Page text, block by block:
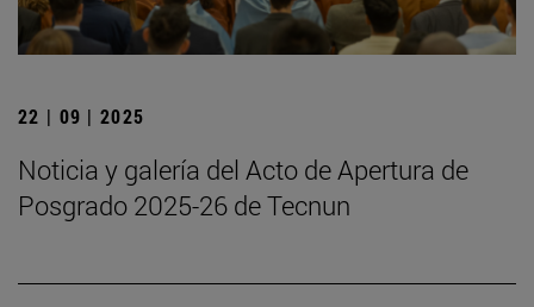
22 | 09 | 2025
Noticia y galería del Acto de Apertura de
Posgrado 2025-26 de Tecnun